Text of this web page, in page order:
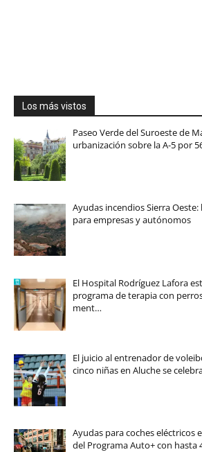
Los más vistos
Paseo Verde del Suroeste de
urbanización sobre la A-5 por
Ayudas incendios Sierra Oeste:
para empresas y autónomos
El Hospital Rodríguez Lafora
programa de terapia con
ment…
El juicio al entrenador de
cinco niñas en Aluche se
Ayudas para coches eléctricos
del Programa Auto+ con hasta